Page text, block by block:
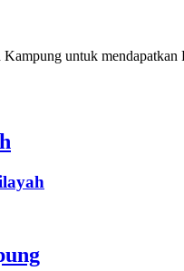
untuk mendapatkan